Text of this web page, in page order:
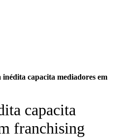
capacita mediadores em
capacita
franchising